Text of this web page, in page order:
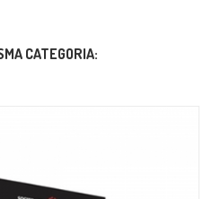
CATEGORIA: